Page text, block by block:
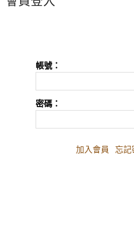
帳號：
密碼：
加入會員 忘記